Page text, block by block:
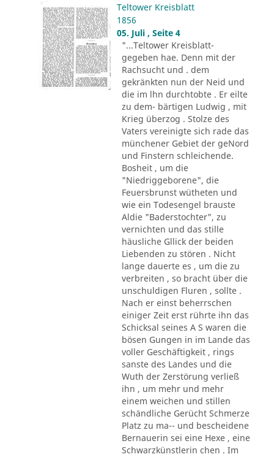
Teltower Kreisblatt
1856
05. Juli , Seite 4
"...Teltower Kreisblatt-
gegeben hae. Denn mit der
Rachsucht und . dem
gekränkten nun der Neid und
die im lhn durchtobte . Er eilte
zu dem- bärtigen Ludwig , mit
Krieg überzog . Stolze des
Vaters vereinigte sich rade das
münchener Gebiet der geNord
und Finstern schleichende.
Bosheit , um die
"Niedriggeborene", die
Feuersbrunst wütheten und
wie ein Todesengel brauste
Aldie "Baderstochter", zu
vernichten und das stille
häusliche Gllick der beiden
Liebenden zu stören . Nicht
lange dauerte es , um die zu
verbreiten , so bracht über die
unschuldigen Fluren , sollte .
Nach er einst beherrschen
einiger Zeit erst rührte ihn das
Schicksal seines A S waren die
bösen Gungen in im Lande das
voller Geschäftigkeit , rings
sanste des Landes und die
Wuth der Zerstörung verließ
ihn , um mehr und mehr
einem weichen und stillen
schändliche Gerücht Schmerze
Platz zu ma-- und bescheidene
Bernauerin sei eine Hexe , eine
Schwarzkünstlerin chen . Im